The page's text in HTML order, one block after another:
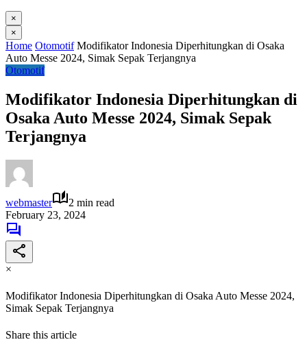
×
×
Home Otomotif Modifikator Indonesia Diperhitungkan di Osaka
Auto Messe 2024, Simak Sepak Terjangnya
Otomotif
Modifikator Indonesia Diperhitungkan di
Osaka Auto Messe 2024, Simak Sepak
Terjangnya
webmaster
2 min read
February 23, 2024
×
Modifikator Indonesia Diperhitungkan di Osaka Auto Messe 2024,
Simak Sepak Terjangnya
Share this article